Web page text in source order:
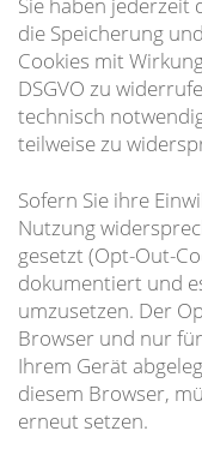
die Speicherung
Cookies mit
DSGVO zu
technisch
teilweise zu
Sofern Sie ihre
Nutzung
gesetzt (Opt-Out-
dokumentiert und
umzusetzen. Der
Browser und nur
Ihrem Gerät
diesem Browser,
erneut setzen.